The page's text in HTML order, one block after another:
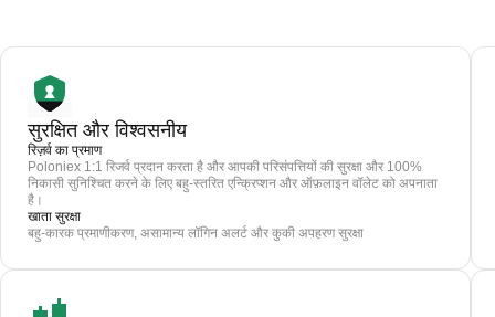
सुरक्षित और विश्वसनीय
रिज़र्व का प्रमाण
Poloniex 1:1 रिजर्व प्रदान करता है और आपकी परिसंपत्तियों की सुरक्षा और 100%
निकासी सुनिश्चित करने के लिए बहु-स्तरित एन्क्रिप्शन और ऑफ़लाइन वॉलेट को अपनाता
है।
खाता सुरक्षा
बहु-कारक प्रमाणीकरण, असामान्य लॉगिन अलर्ट और कुकी अपहरण सुरक्षा